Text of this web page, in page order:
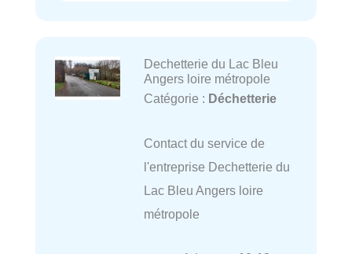
Dechetterie du Lac Bleu
Angers loire métropole
Catégorie : Déchetterie
Contact du service de
l'entreprise Dechetterie du
Lac Bleu Angers loire
métropole